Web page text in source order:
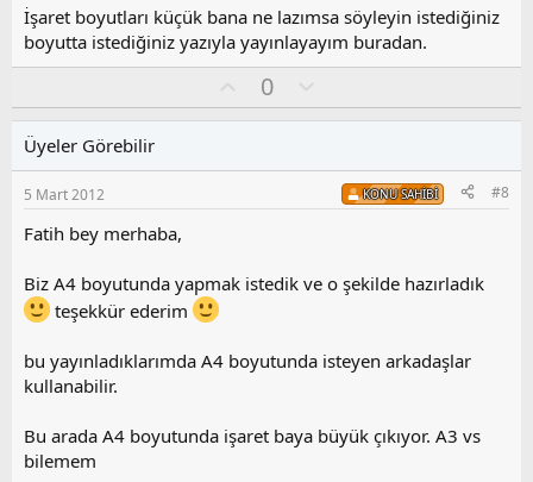
y
l
a
İşaret boyutları küçük bana ne lazımsa söyleyin istediğiniz
boyutta istediğiniz yazıyla yayınlayayım buradan.
y
0
l
s
u
y
l
Üyeler Görebilir
5 Mart 2012 KONU SAHIBI #8
Fatih bey merhaba,
Biz A4 boyutunda yapmak istedik ve o şekilde hazırladık
teşekkür ederim
bu yayınladıklarımda A4 boyutunda isteyen arkadaşlar
kullanabilir.
Bu arada A4 boyutunda işaret baya büyük çıkıyor. A3 vs
bilemem